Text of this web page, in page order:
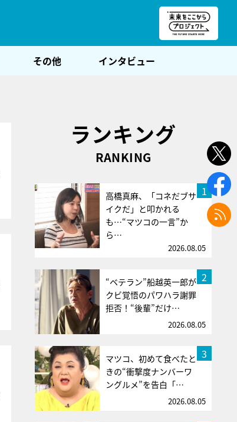
その他 インタビュー
ランキング
RANKING
1
高橋真麻、「コネだブサ
イクだ」と叩かれる
も…“マツコの一言”か
ら…
2026.08.05
2
“ベテラン”船越英一郎が
クビ覚悟のパワハラ謝罪
拒否！“後輩”だけ…
2026.08.05
3
マツコ、初めて食べたと
きの“衝撃度ナンバーワ
ングルメ”を告白「…
2026.08.05